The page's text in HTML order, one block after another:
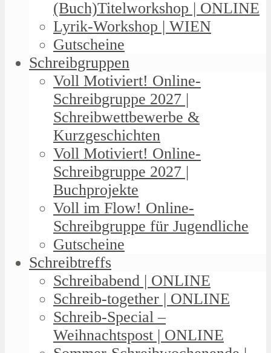
(Buch)Titelworkshop | ONLINE
Lyrik-Workshop | WIEN
Gutscheine
Schreibgruppen
Voll Motiviert! Online-
Schreibgruppe 2027 |
Schreibwettbewerbe &
Kurzgeschichten
Voll Motiviert! Online-
Schreibgruppe 2027 |
Buchprojekte
Voll im Flow! Online-
Schreibgruppe für Jugendliche
Gutscheine
Schreibtreffs
Schreibabend | ONLINE
Schreib-together | ONLINE
Schreib-Special –
Weihnachtspost | ONLINE